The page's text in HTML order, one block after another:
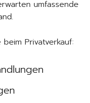
umfassende
Privatverkauf: